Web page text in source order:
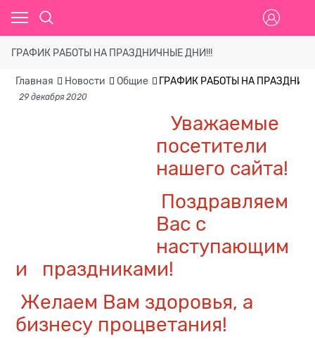
ГРАФИК РАБОТЫ НА ПРАЗДНИЧНЫЕ ДНИ!!!
Главная Новости Общие ГРАФИК РАБОТЫ НА
29 декабря 2020
Уважаемые
посетители
нашего сайта!
Поздравляем
Вас с
наступающим
и праздниками!
Желаем Вам здоровья, а
бизнесу процветания!